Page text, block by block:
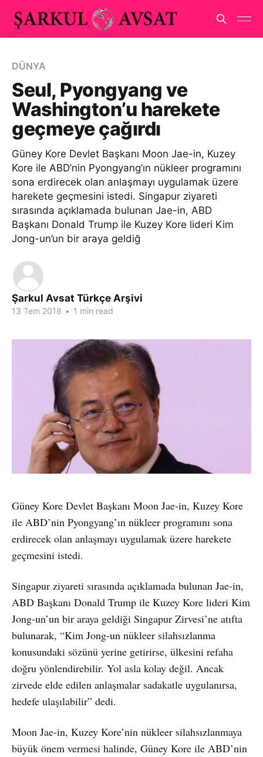
DÜNYA
Seul, Pyongyang ve
Washington’u harekete
geçmeye çağırdı
Güney Kore Devlet Başkanı Moon Jae-in, Kuzey
Kore ile ABD’nin Pyongyang’ın nükleer programını
sona erdirecek olan anlaşmayı uygulamak üzere
harekete geçmesini istedi. Singapur ziyareti
sırasında açıklamada bulunan Jae-in, ABD
Başkanı Donald Trump ile Kuzey Kore lideri Kim
Jong-un’un bir araya geldiğ
Şarkul Avsat Türkçe Arşivi
13 Tem 2018 • 1 min read
Güney Kore Devlet Başkanı Moon Jae-in, Kuzey Kore
ile ABD’nin Pyongyang’ın nükleer programını sona
erdirecek olan anlaşmayı uygulamak üzere harekete
geçmesini istedi.
Singapur ziyareti sırasında açıklamada bulunan Jae-in,
ABD Başkanı Donald Trump ile Kuzey Kore lideri Kim
Jong-un’un bir araya geldiği Singapur Zirvesi’ne atıfta
bulunarak, “Kim Jong-un nükleer silahsızlanma
konusundaki sözünü yerine getirirse, ülkesini refaha
doğru yönlendirebilir. Yol asla kolay değil. Ancak
zirvede elde edilen anlaşmalar sadakatle uygulanırsa,
hedefe ulaşılabilir” dedi.
Moon Jae-in, Kuzey Kore’nin nükleer silahsızlanmaya
büyük önem vermesi halinde, Güney Kore ile ABD’nin